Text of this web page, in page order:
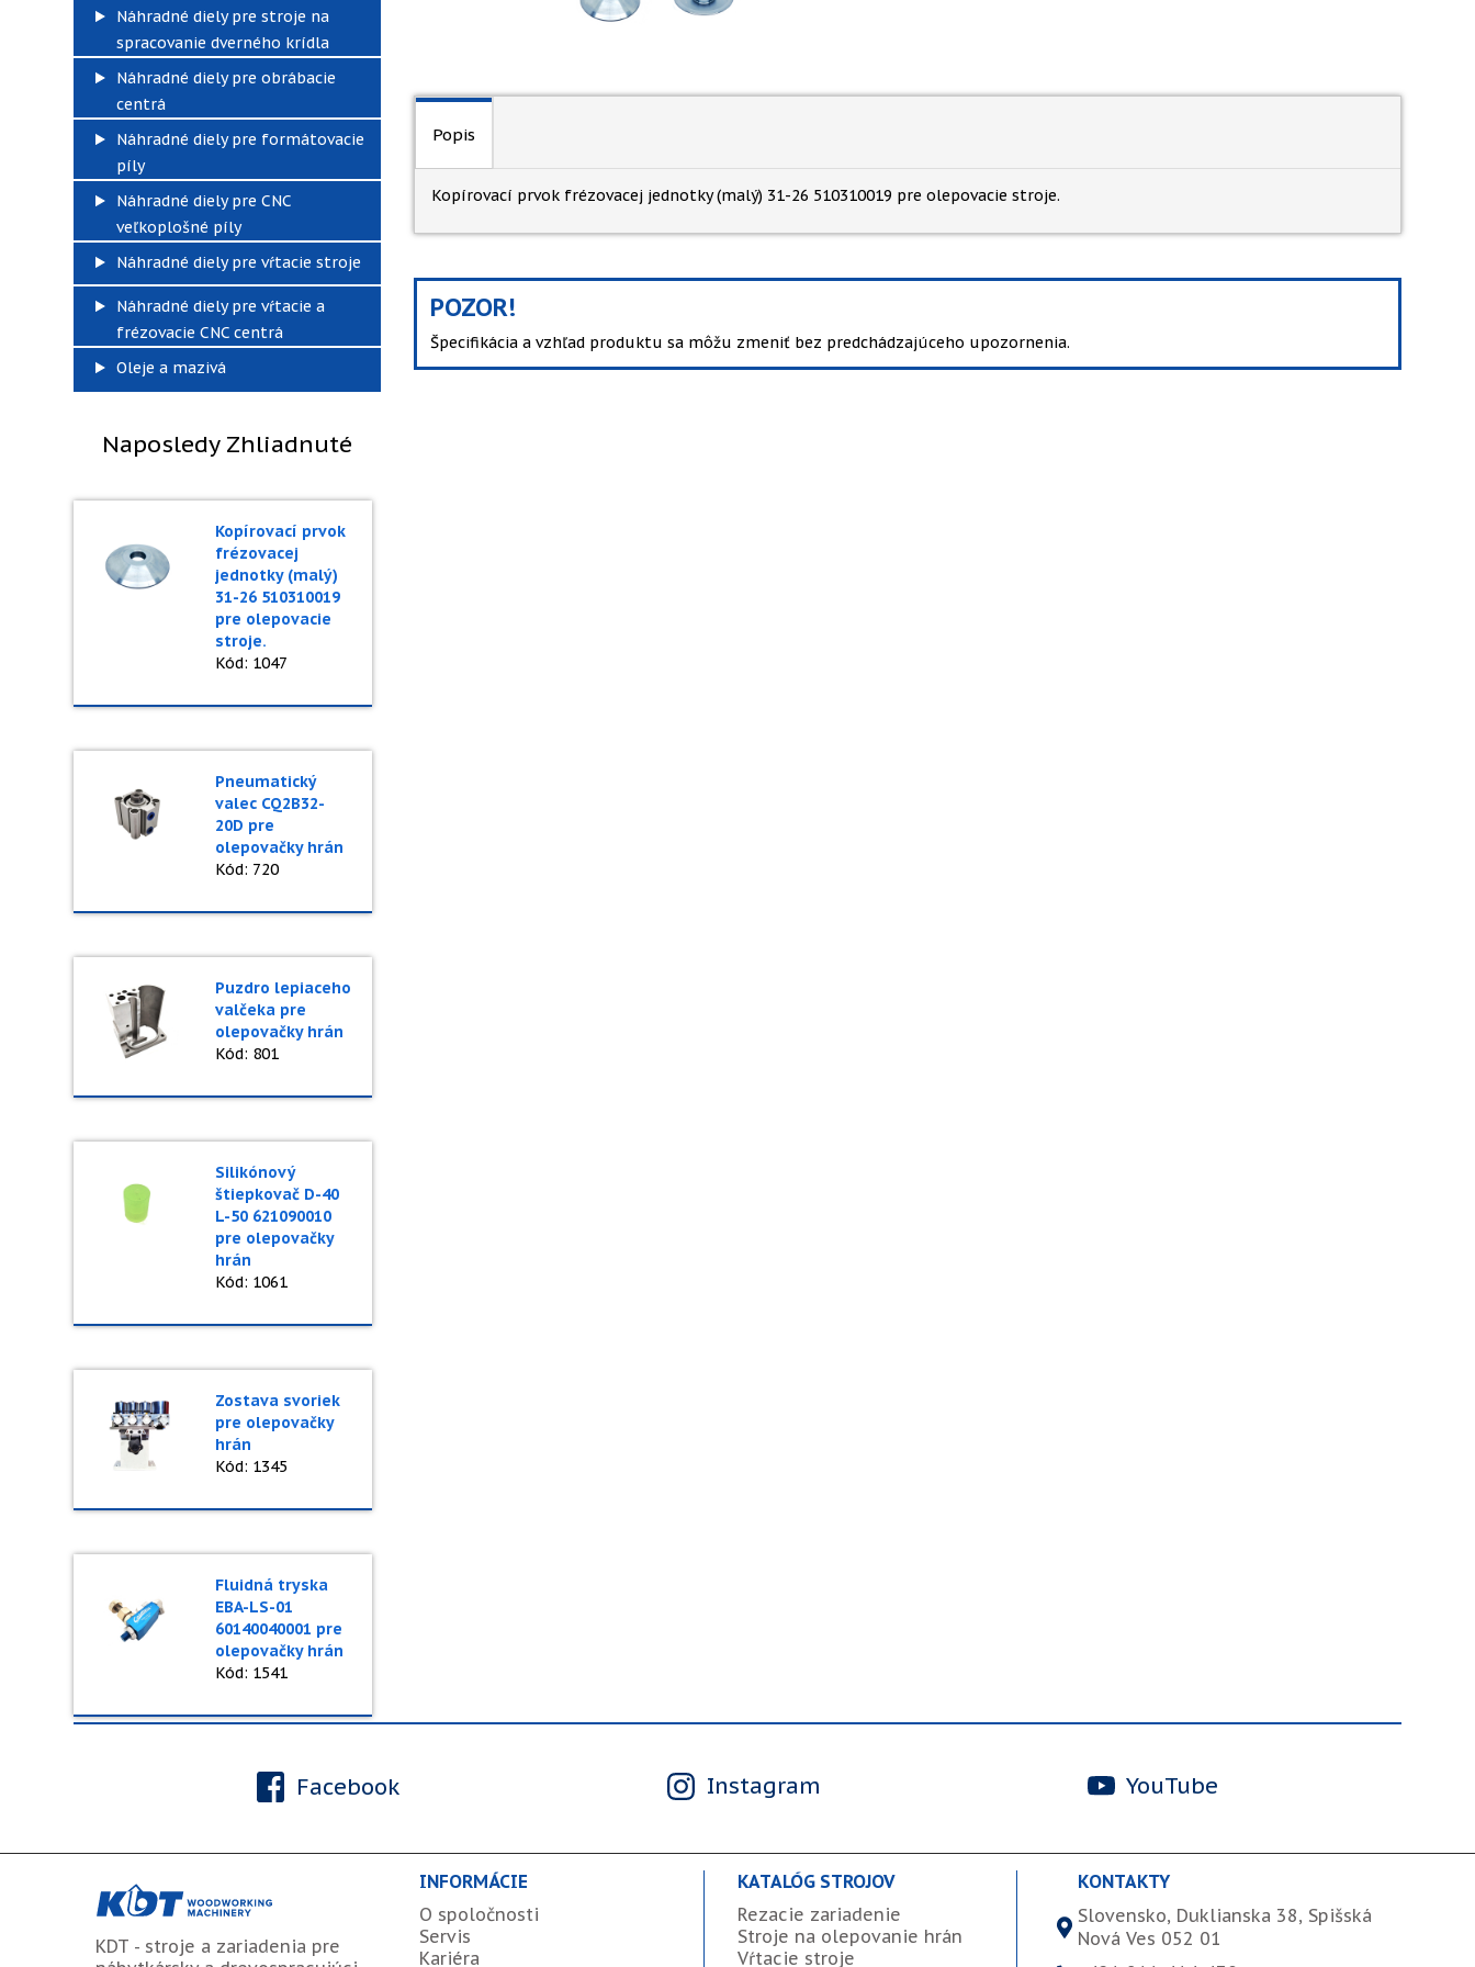
Náhradné diely pre stroje na
spracovanie dverného krídla
Náhradné diely pre obrábacie
centrá
Náhradné diely pre formátovacie
píly
Náhradné diely pre CNC
veľkoplošné píly
Náhradné diely pre vŕtacie stroje
Náhradné diely pre vŕtacie a
frézovacie CNC centrá
Oleje a mazivá
Naposledy Zhliadnuté
Kopírovací prvok
frézovacej
jednotky (malý)
31-26 510310019
pre olepovacie
stroje.
Kód: 1047
Pneumatický
valec CQ2B32-
20D pre
olepovačky hrán
Kód: 720
Puzdro lepiaceho
valčeka pre
olepovačky hrán
Kód: 801
Silikónový
štiepkovač D-40
L-50 621090010
pre olepovačky
hrán
Kód: 1061
Zostava svoriek
pre olepovačky
hrán
Kód: 1345
Fluidná tryska
EBA-LS-01
60140040001 pre
olepovačky hrán
Kód: 1541
Popis
Kopírovací prvok frézovacej jednotky (malý) 31-26 510310019 pre olepovacie stroje.
POZOR!
Špecifikácia a vzhľad produktu sa môžu zmeniť bez predchádzajúceho upozornenia.
Facebook Instagram YouTube
KDT - stroje a zariadenia pre
INFORMÁCIE
O spoločnosti
Servis
Kariéra
KATALÓG STROJOV
Rezacie zariadenie
Stroje na olepovanie hrán
Vŕtacie stroje
KONTAKTY
Slovensko, Duklianska 38, Spišská
Nová Ves 052 01